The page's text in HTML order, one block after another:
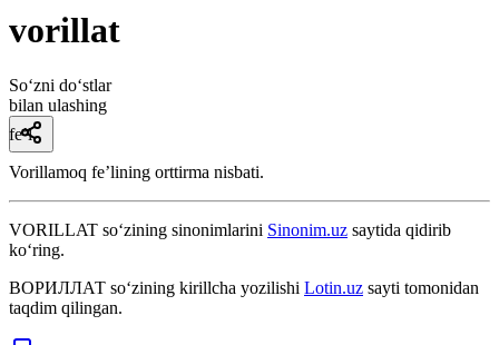
vorillat
So‘zni do‘stlar
bilan ulashing
fe’l
Vorillamoq feʼlining orttirma nisbati.
VORILLAT so‘zining sinonimlarini Sinonim.uz saytida qidirib
ko‘ring.
ВОРИЛЛАТ so‘zining kirillcha yozilishi Lotin.uz sayti tomonidan
taqdim qilingan.